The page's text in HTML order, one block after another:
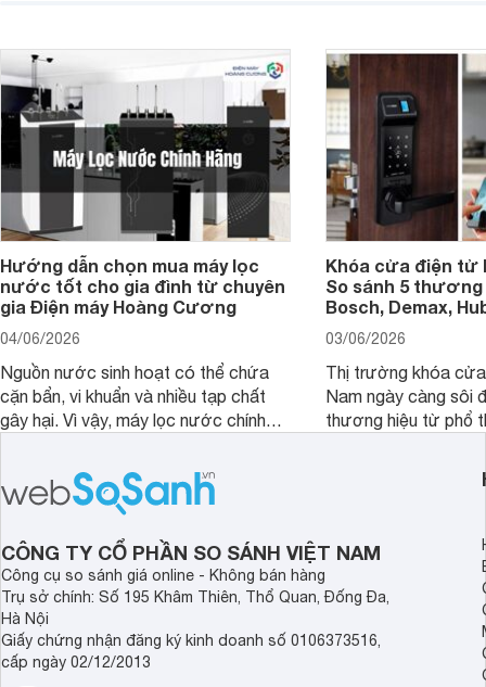
Hướng dẫn chọn mua máy lọc
nước tốt cho gia đình từ chuyên
gia Điện máy Hoàng Cương
04/06/2026
Nguồn nước sinh hoạt có thể chứa
cặn bẩn, vi khuẩn và nhiều tạp chất
gây hại. Vì vậy, máy lọc nước chính
sức khỏe và đảm bảo nguồn nước
sạch cho cả gia đình.
Khóa cửa điện tử
So sánh 5 thương
Bosch, Demax,
03/06/2026
Thị trường khóa
Nam ngày càng sôi
thương hiệu từ phổ
cửa điện tử hãng
sẽ so sánh 5
Demax, Hubert và
CÔNG TY CỔ PHẦN SO SÁNH VIỆT NAM
Công cụ so sánh giá online - Không bán hàng
Trụ sở chính: Số 195 Khâm Thiên, Thổ Quan, Đống Đa,
Hà Nội
Giấy chứng nhận đăng ký kinh doanh số 0106373516,
cấp ngày 02/12/2013